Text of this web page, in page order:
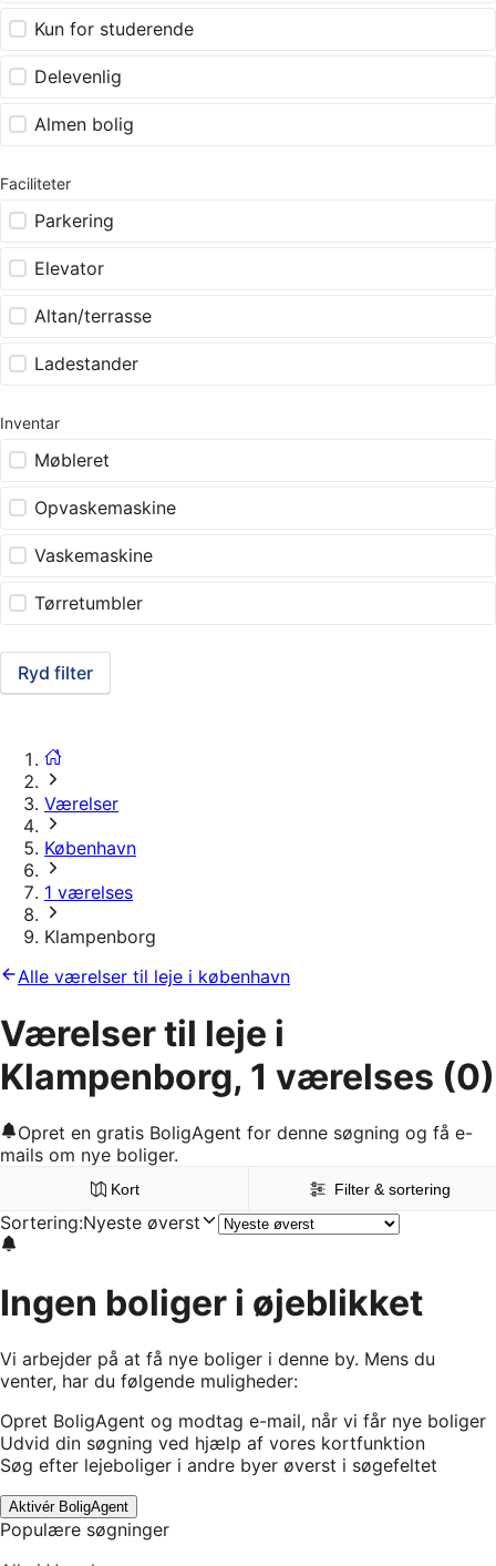
Kun for studerende
Delevenlig
Almen bolig
Faciliteter
Parkering
Elevator
Altan/terrasse
Ladestander
Inventar
Møbleret
Opvaskemaskine
Vaskemaskine
Tørretumbler
Ryd filter
Værelser
København
1 værelses
Klampenborg
Alle værelser til leje i københavn
Værelser til leje i
Klampenborg, 1 værelses (0)
Opret en gratis BoligAgent for denne søgning og få e-
mails om nye boliger.
Kort Filter & sortering
Sortering:Nyeste øverst
Ingen boliger i øjeblikket
Vi arbejder på at få nye boliger i denne by. Mens du
venter, har du følgende muligheder:
Opret BoligAgent og modtag e-mail, når vi får nye boliger
Udvid din søgning ved hjælp af vores kortfunktion
Søg efter lejeboliger i andre byer øverst i søgefeltet
Aktivér BoligAgent
Populære søgninger